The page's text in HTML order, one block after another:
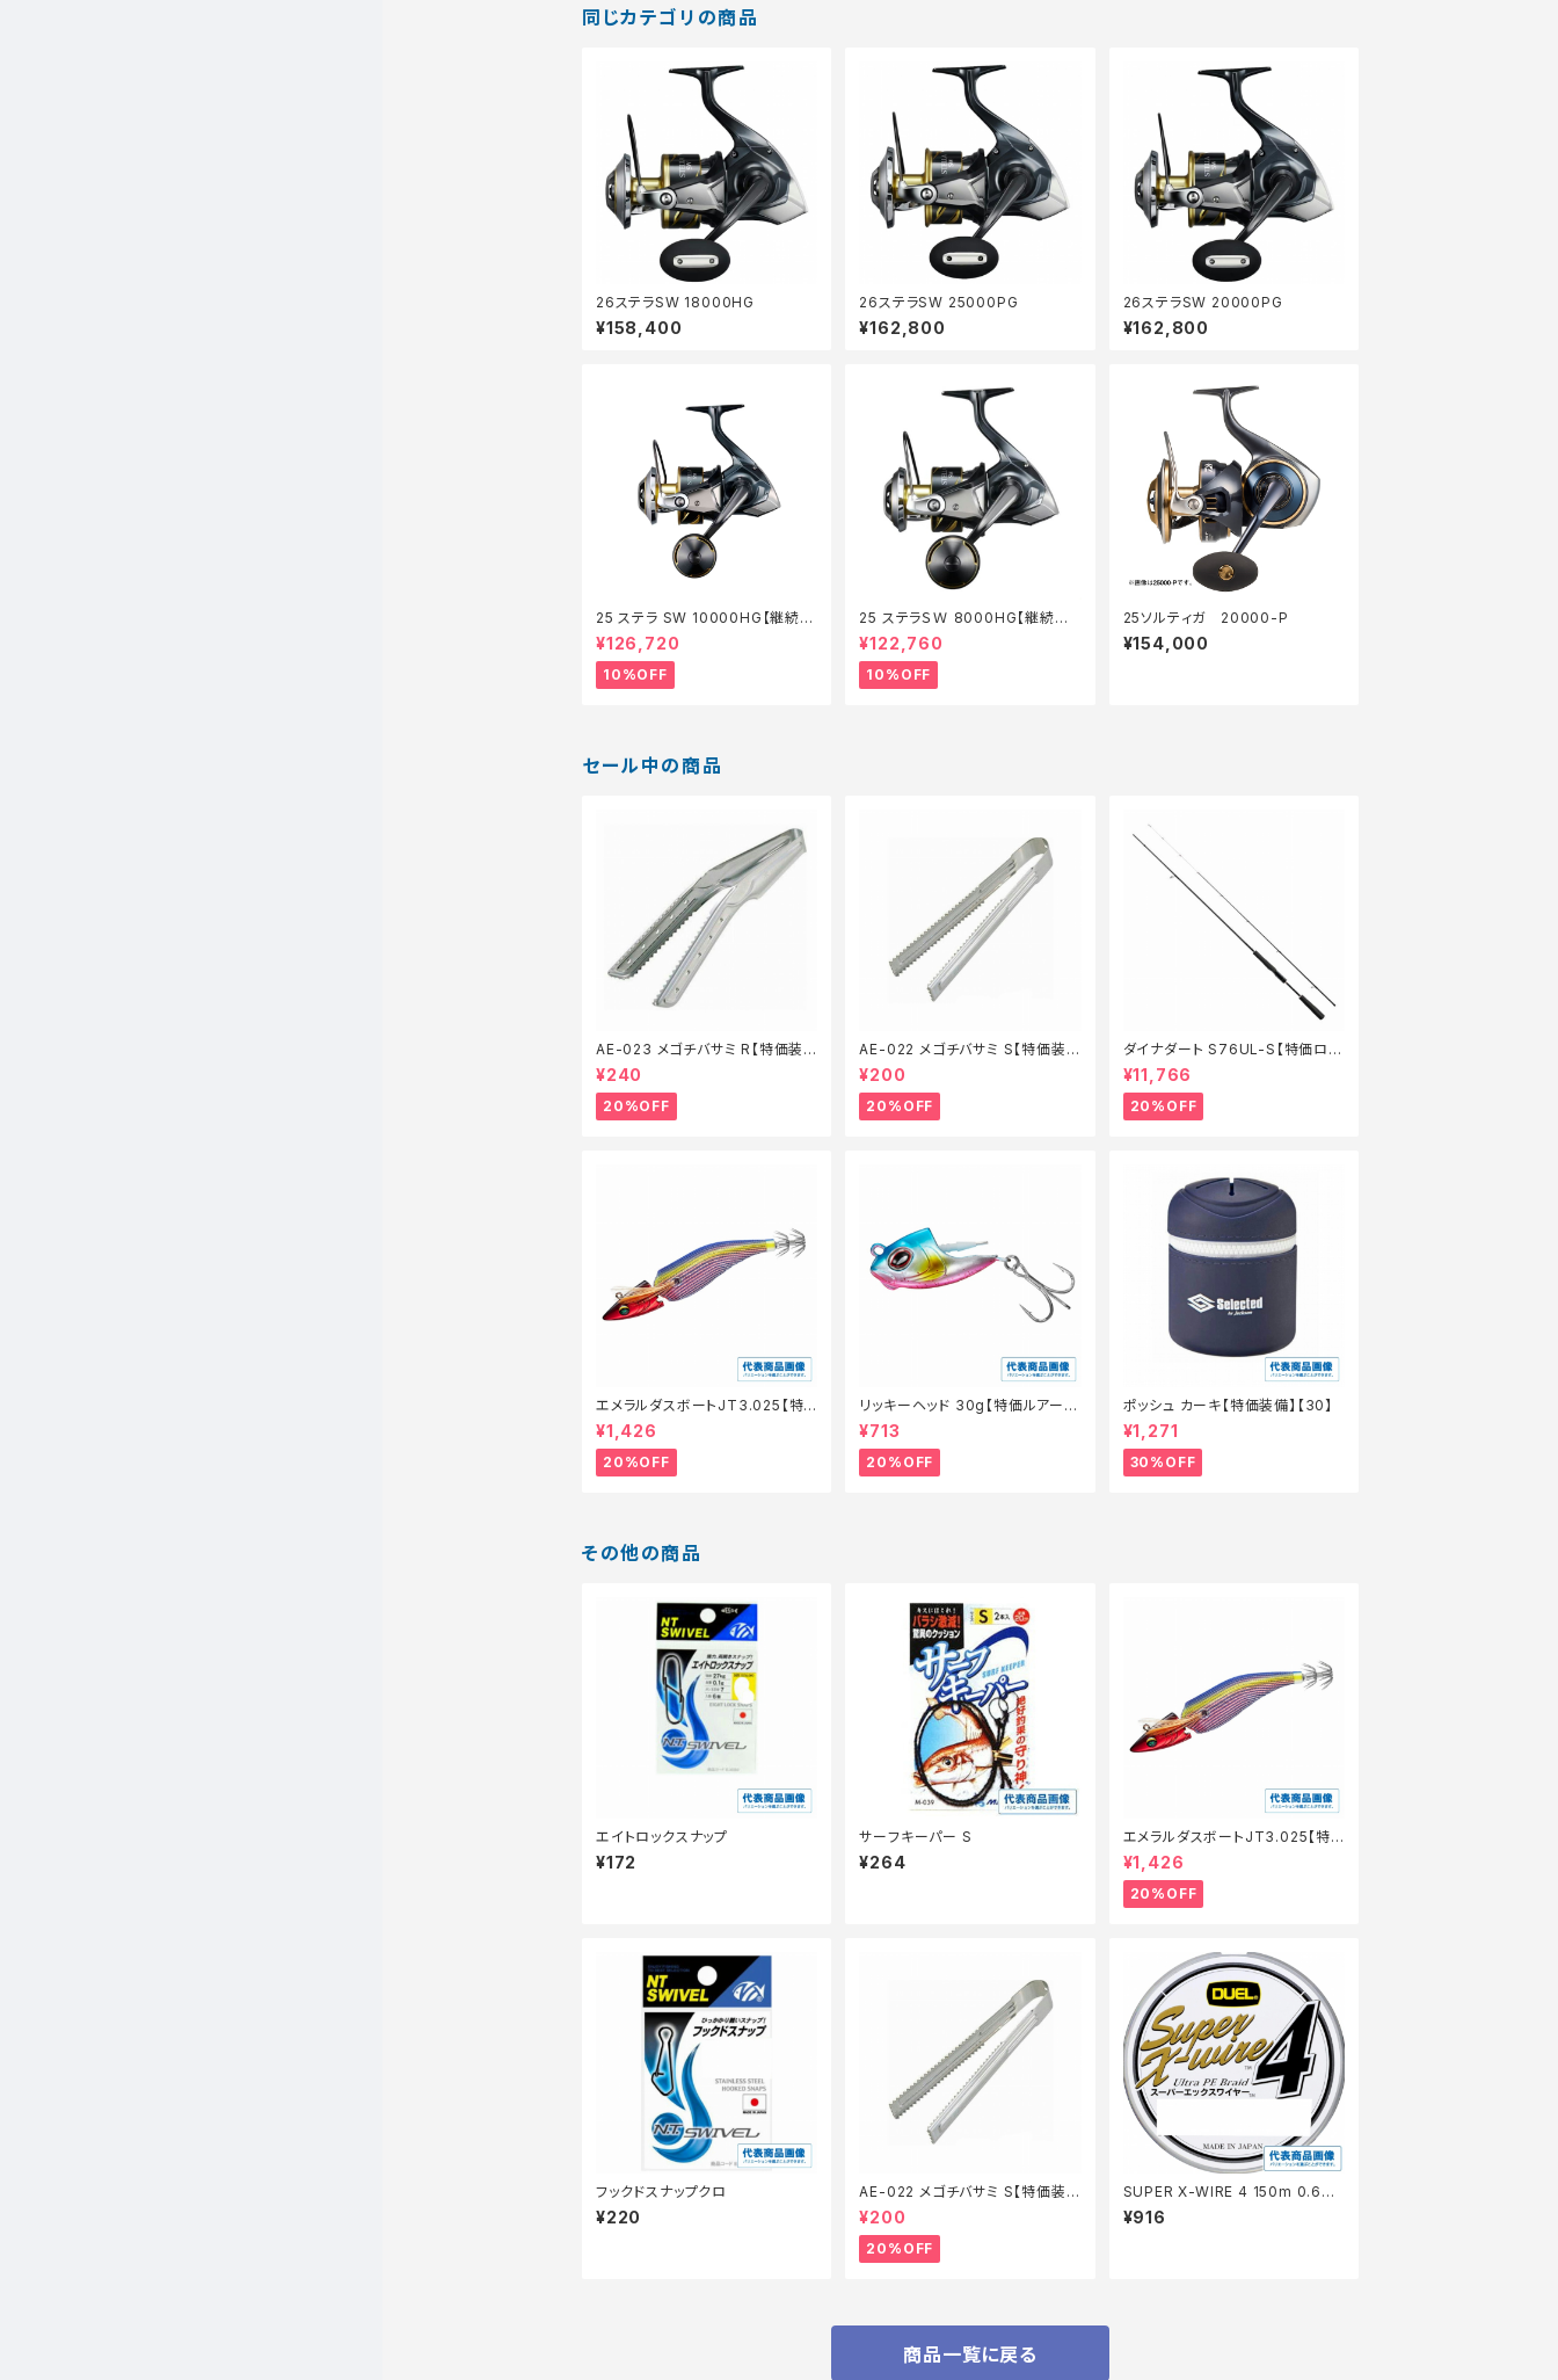
同じカテゴリの商品
26ステラSW 18000HG
¥158,400
26ステラSW 25000PG
¥162,800
26ステラSW 20000PG
¥162,800
25 ステラ SW 10000HG【継続セ
ール_リール】【10】
¥126,720
10%OFF
25 ステラＳＷ 8000HG【継続セ
ール_リール】【10】
¥122,760
10%OFF
25ソルティガ 20000-P
¥154,000
セール中の商品
AE-023 メゴチバサミ R【特価装
備】【20】
¥240
20%OFF
AE-022 メゴチバサミ S【特価装
備】【20】
¥200
20%OFF
ダイナダート S76UL-S【特価ロッ
ド】【20】
¥11,766
20%OFF
エメラルダスボートJT3.025【特
価ルアー】【20】
¥1,426
20%OFF
リッキーヘッド 30g【特価ルアー】
【20】
¥713
20%OFF
ポッシュ カーキ【特価装備】【30】
¥1,271
30%OFF
その他の商品
エイトロックスナップ
¥172
サーフキーパー S
¥264
エメラルダスボートJT3.025【特
価ルアー】【20】
¥1,426
20%OFF
フックドスナップクロ
¥220
AE-022 メゴチバサミ S【特価装
備】【20】
¥200
20%OFF
SUPER X-WIRE 4 150m 0.6号
S シルバー【継続セール_仕掛】
¥916
商品一覧に戻る